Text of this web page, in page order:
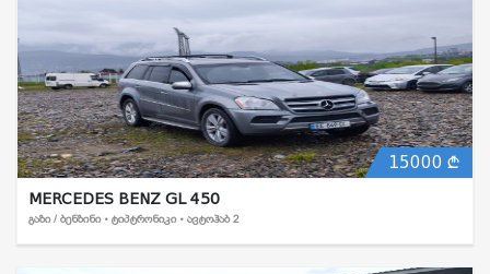
15000
MERCEDES BENZ GL 450
ᲒᲐᲖᲘ / ᲑᲔᲜᲖᲘᲜᲘ • ᲢᲘᲞᲢᲠᲝᲜᲘᲙᲘ • ᲐᲕᲢᲝᲰᲐᲑ 2